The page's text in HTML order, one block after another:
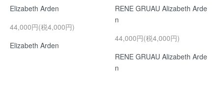
Elizabeth Arden
44,000円(税4,000円)
Elizabeth Arden
RENE GRUAU Alizabeth Arde
n
44,000円(税4,000円)
RENE GRUAU Alizabeth Arde
n